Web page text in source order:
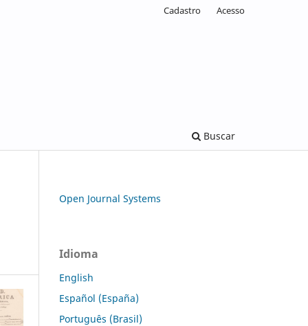
Buscar
Cadastro Acesso
Open Journal Systems
Idioma
English
Español (España)
Português (Brasil)